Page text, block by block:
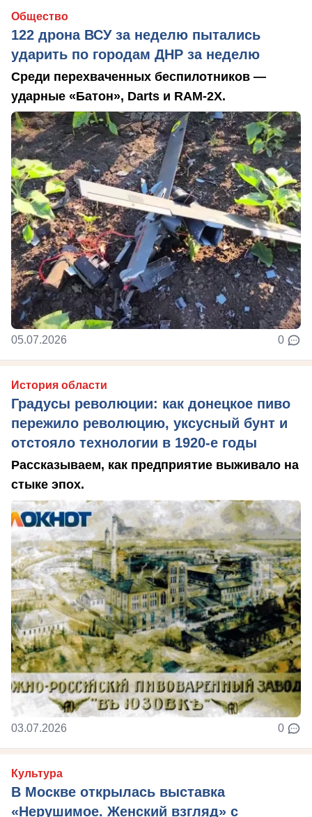
Общество
122 дрона ВСУ за неделю пытались
ударить по городам ДНР за неделю
Среди перехваченных беспилотников —
ударные «Батон», Darts и RAM-2X.
05.07.2026 0
История области
Градусы революции: как донецкое пиво
пережило революцию, уксусный бунт и
отстояло технологии в 1920-е годы
Рассказываем, как предприятие выживало на
стыке эпох.
03.07.2026 0
Культура
В Москве открылась выставка
«Нерушимое. Женский взгляд» с